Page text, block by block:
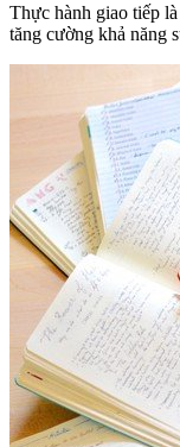
Thực hành giao tiếp
tăng cường khả năng